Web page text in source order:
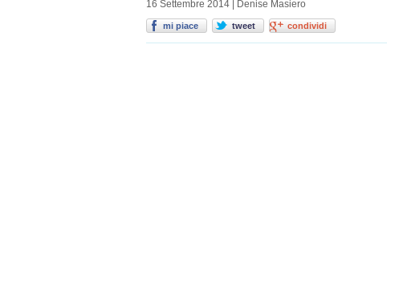
16 Settembre 2014 | Denise Masiero
mi piace tweet condividi